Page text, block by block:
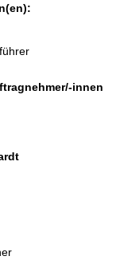
innen